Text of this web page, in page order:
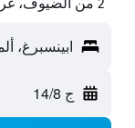
ابينسبرغ،
ج 14/8